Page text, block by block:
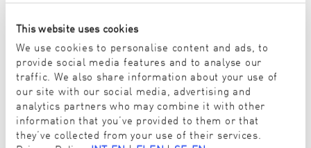
This website uses cookies
We use cookies to personalise content and ads, to
provide social media features and to analyse our
traffic. We also share information about your use of
our site with our social media, advertising and
analytics partners who may combine it with other
information that you’ve provided to them or that
they’ve collected from your use of their services.
vlákno ENJO optimální čisticí výkon po dobu tří let. Po
4. roce se čisticí výkon snižuje na 44 %. Doporučujeme
vyměnit vlákno po 3. roce nebo využít bezplatnou
kontrolu vlákna během Servisní nebo Osobní Schůzky.
Pro více informací kontaktujte svého ENJOkonzultanta.